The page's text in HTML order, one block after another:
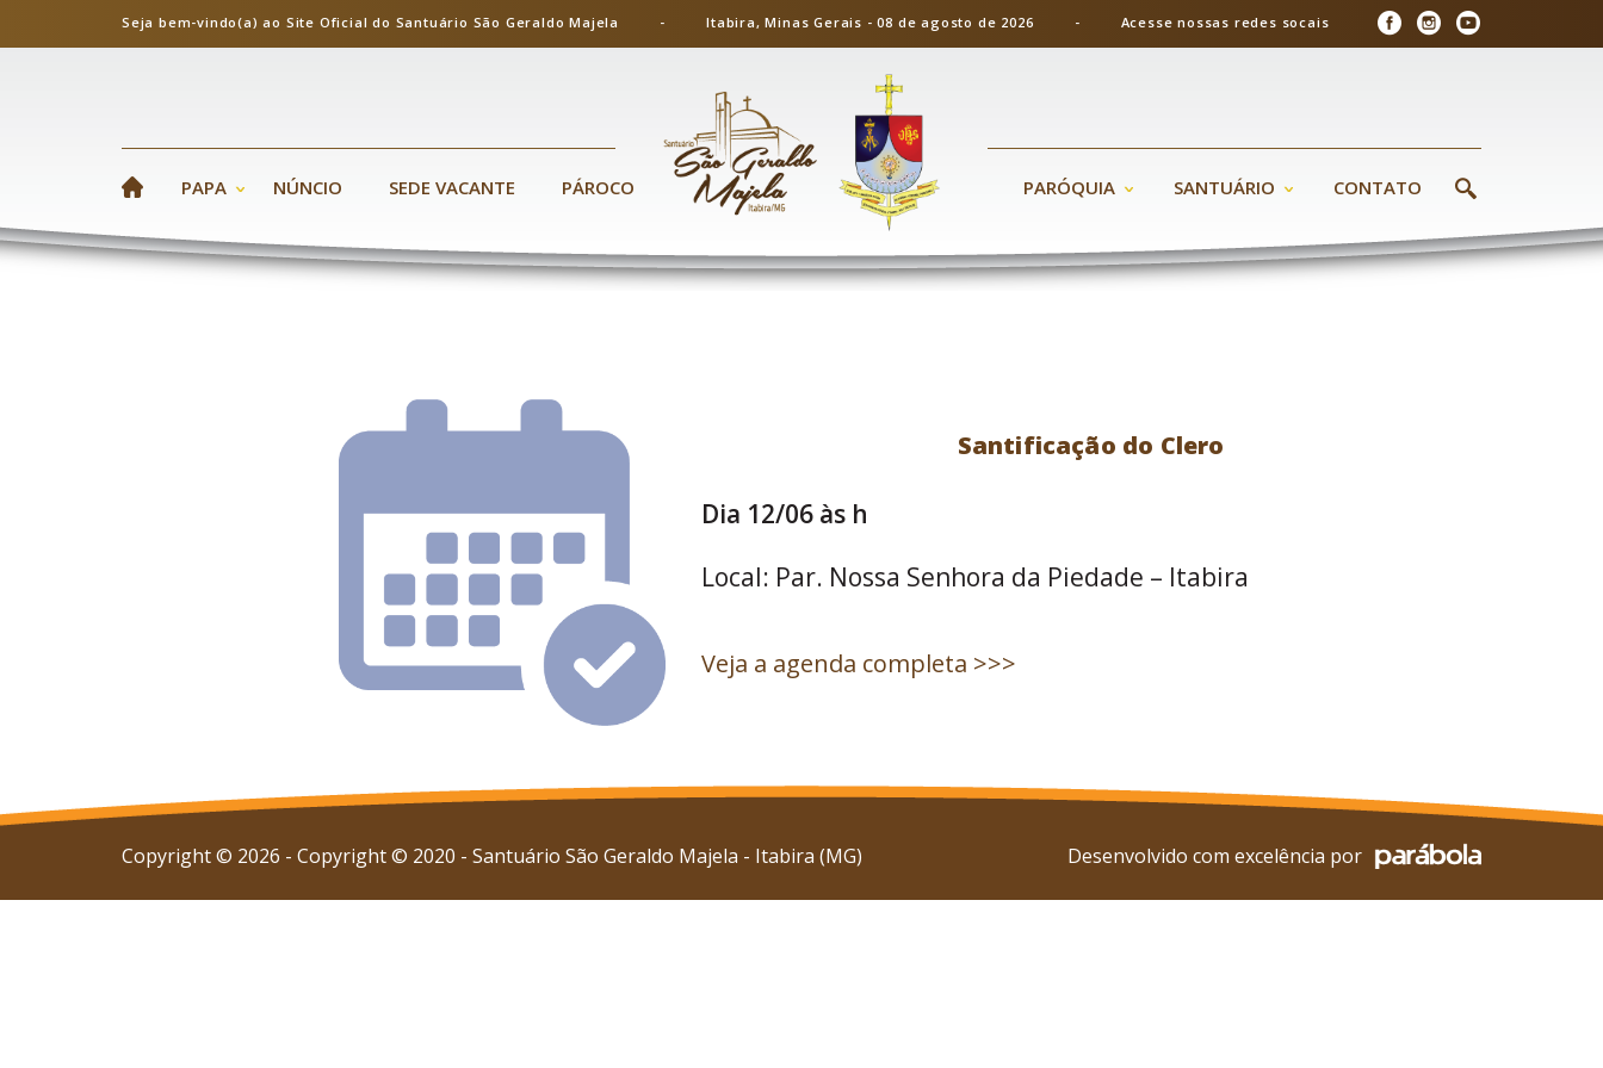
Seja bem-vindo(a) ao Site Oficial do Santuário São Geraldo Majela - Itabira, Minas Gerais - 08 de agosto de 2026 - Acesse nossas redes socais
PAPA NÚNCIO SEDE VACANTE PÁROCO PARÓQUIA SANTUÁRIO CONTATO
Santificação do Clero
Dia 12/06 às h
Local: Par. Nossa Senhora da Piedade – Itabira
Veja a agenda completa >>>
Copyright © 2026 - Copyright © 2020 - Santuário São Geraldo Majela - Itabira (MG) Desenvolvido com excelência por